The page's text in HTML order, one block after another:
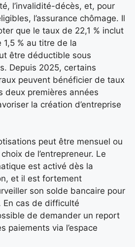
l’invalidité-décès, et, pour
l’assurance chômage. Il
que le taux de 22,1 % inclut
% au titre de la
être déductible sous
Depuis 2025, certains
peuvent bénéficier de taux
deux premières années
la création d’entreprise
peut être mensuel ou
de l’entrepreneur. Le
est activé dès la
et il est fortement
son solde bancaire pour
cas de difficulté
de demander un report
paiements via l’espace